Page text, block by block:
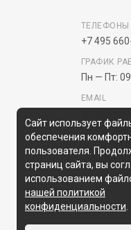
Нужно
ТЕЛЕФОНЫ
+7 495
ГРАФИК
Пн — Пт:
EMAIL
НАШ
125239,
стр. 7.
Сайт использует
обеспечения
пользователя.
страниц сайта, вы
использованием
нашей политикой
конфиденциальности